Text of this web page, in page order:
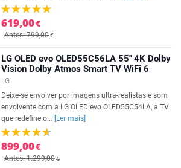
619,00€
Antes: 799,00€
LG OLED evo OLED55C56LA 55'' 4K Dolby
Vision Dolby Atmos Smart TV WiFi 6
LG
Deixe-se envolver por imagens ultra-realistas e som
envolvente com a LG OLED evo OLED55C54LA, a TV
que redefine o...
[Ler mais]
899,00€
Antes: 1.299,00€